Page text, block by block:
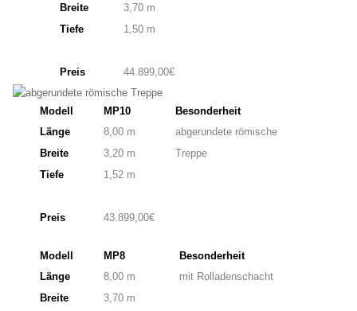
Breite
3,70 m
Tiefe
1,50 m
Preis 44.899,00€
Modell MP10
Besonderheit
Länge
8,00 m
abgerundete römische
Breite
3,20 m
Treppe
Tiefe
1,52 m
Preis 43.899,00€
Modell MP8
Besonderheit
Länge
8,00 m
mit Rolladenschacht
Breite
3,70 m